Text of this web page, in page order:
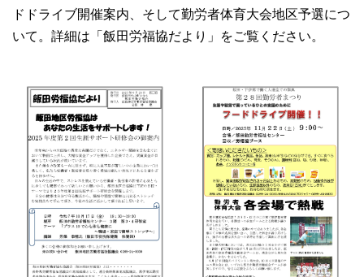
ドドライブ開催案内、そして勤労者体育大会地区予選につ
いて。詳細は「飯田労福協だより」をご覧ください。